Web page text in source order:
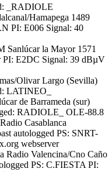
_RADIOLE
Hamapega 1489
PI: E006 Signal: 40
Sanlúcar la Mayor 1571
PI: E2DC Signal: 39 dBµV
Olivar Largo (Sevilla)
LATINEO_
de Barrameda (sur)
RADIOLE_ OLE-88.8
Casablanca
autologged PS: SNRT-
webserver
Radio Valencina/Cno Caño
PS: C.FIESTA PI: